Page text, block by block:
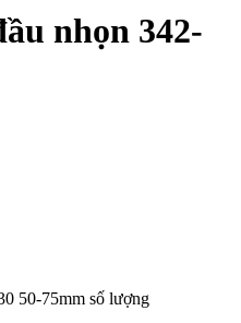
nhọn 342-
50-75mm số lượng